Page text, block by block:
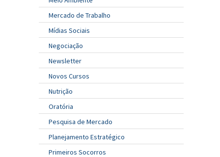
Mercado de Trabalho
Mídias Sociais
Negociação
Newsletter
Novos Cursos
Nutrição
Oratória
Pesquisa de Mercado
Planejamento Estratégico
Primeiros Socorros